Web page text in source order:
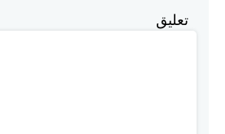
تعليق